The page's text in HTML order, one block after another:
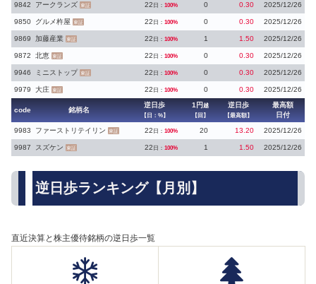
9842 アークランズ 東証 22 日： 100% 0 0.30 2025/12/26
9850 グルメ杵屋 東証 22 日： 100% 0 0.30 2025/12/26
9869 加藤産業 東証 22 日： 100% 1 1.50 2025/12/26
9872 北恵 東証 22 日： 100% 0 0.30 2025/12/26
9946 ミニストップ 東証 22 日： 100% 0 0.30 2025/12/26
9979 大庄 東証 22 日： 100% 0 0.30 2025/12/26
code 銘柄名
逆日歩
【日：%】
1円 越
【回】
逆日歩
【最高額】
最高額
日付
9983
ファーストリテイリン 東証 22 日： 100% 20 13.20 2025/12/26
9987 スズケン 東証 22 日： 100% 1 1.50 2025/12/26
逆日歩ランキング【月別】
直近決算と株主優待銘柄の逆日歩一覧